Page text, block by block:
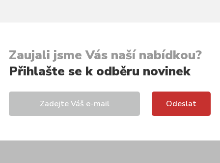
Zaujali jsme Vás naší nabídkou?
Přihlašte se k odběru novinek